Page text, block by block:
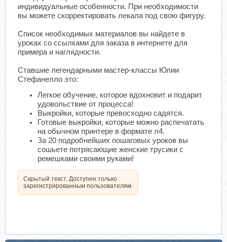
индивидуальные особенности. При необходимости
вы можете скорректировать лекала под свою фигуру.
Список необходимых материалов вы найдете в
уроках со ссылками для заказа в интернете для
примера и наглядности.
Ставшие легендарными мастер-классы Юлии
Стефанелло это:
Легкое обучение, которое вдохновит и подарит
удовольствие от процесса!
Выкройки, которые превосходно садятся.
Готовые выкройки, которые можно распечатать
на обычном принтере в формате л4.
За 20 подробнейших пошаговых уроков вы
сошьете потрясающие женские трусики с
ремешками своими руками!
Скрытый текст. Доступен только
зарегистрированным пользователям.